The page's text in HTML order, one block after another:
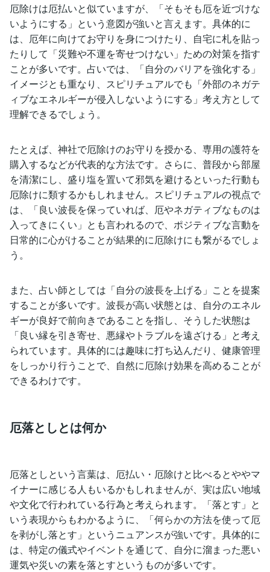
厄除けは厄払いと似ていますが、「そもそも厄を近づけな
いようにする」という意図が強いと言えます。具体的に
は、厄年に向けてお守りを身につけたり、自宅に札を貼っ
たりして「災難や不運を寄せつけない」ための対策を指す
ことが多いです。占いでは、「自分のバリアを強化する」
イメージとも重なり、スピリチュアルでも「外部のネガテ
ィブなエネルギーが侵入しないようにする」考え方として
理解できるでしょう。
たとえば、神社で厄除けのお守りを授かる、専用の護符を
購入するなどが代表的な方法です。さらに、普段から部屋
を清潔にし、盛り塩を置いて邪気を避けるといった行動も
厄除けに類するかもしれません。スピリチュアルの視点で
は、「良い波長を保っていれば、厄やネガティブなものは
入ってきにくい」とも言われるので、ポジティブな言動を
日常的に心がけることが結果的に厄除けにも繋がるでしょ
う。
また、占い師としては「自分の波長を上げる」ことを提案
することが多いです。波長が高い状態とは、自分のエネル
ギーが良好で前向きであることを指し、そうした状態は
「良い縁を引き寄せ、悪縁やトラブルを遠ざける」と考え
られています。具体的には趣味に打ち込んだり、健康管理
をしっかり行うことで、自然に厄除け効果を高めることが
できるわけです。
厄落としとは何か
厄落としという言葉は、厄払い・厄除けと比べるとややマ
イナーに感じる人もいるかもしれませんが、実は広い地域
や文化で行われている行為と考えられます。「落とす」と
いう表現からもわかるように、「何らかの方法を使って厄
を剥がし落とす」というニュアンスが強いです。具体的に
は、特定の儀式やイベントを通じて、自分に溜まった悪い
運気や災いの素を落とすというものが多いです。